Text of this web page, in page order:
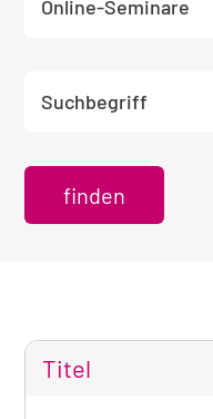
Titel